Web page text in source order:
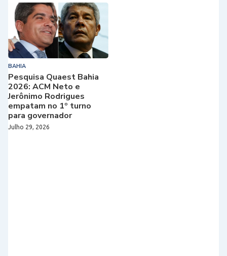
BAHIA
Pesquisa Quaest Bahia
2026: ACM Neto e
Jerônimo Rodrigues
empatam no 1º turno
para governador
Julho 29, 2026